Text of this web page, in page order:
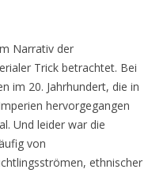
Narrativ der
Trick betrachtet. Bei
im 20. Jahrhundert, die in
hervorgegangen
Und leider war die
von
ethnischer